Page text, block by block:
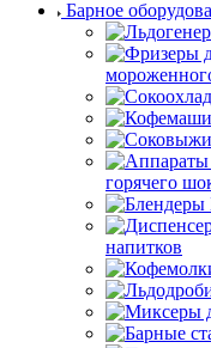
Барное
горячего
напитков